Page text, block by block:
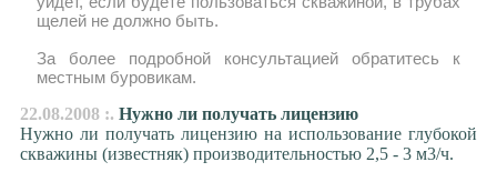
щелей не должно быть.
За более подробной консультацией обратитесь к
местным буровикам.
22.08.2008 :. Нужно ли получать лицензию
Нужно ли получать лицензию на использование глубокой
скважины (известняк) производительностью 2,5 - 3 м3/ч.